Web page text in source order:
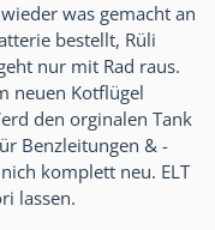
was gemacht an
bestellt, Rüli
nur mit Rad raus.
neuen Kotflügel
den orginalen Tank
Benzleitungen & -
komplett neu. ELT
lassen.